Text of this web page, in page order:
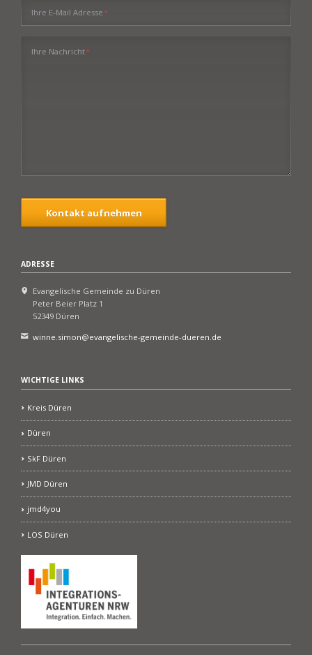
Pflichtfeld
Ihre E-Mail Adresse*
Pflichtfeld
Ihre Nachricht*
Kontakt aufnehmen
ADRESSE
Evangelische Gemeinde zu Düren
Peter Beier Platz 1
52349 Düren
winne.simon@evangelische-gemeinde-dueren.de
WICHTIGE LINKS
Kreis Düren
Düren
SkF Düren
JMD Düren
jmd4you
LOS Düren